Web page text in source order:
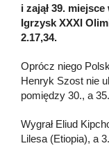
i zajął 39.
Igrzysk XXXI
2.17,34.
Oprócz niego
Henryk Szost nie
pomiędzy 30., a
Wygrał Eliud
Lilesa (Etiopia), a